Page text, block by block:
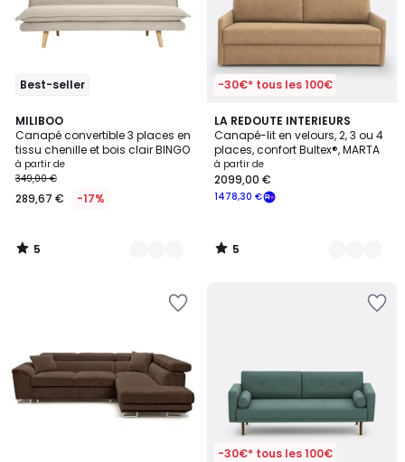
Best-seller
MILIBOO
Canapé convertible 3 places en
tissu chenille et bois clair BINGO
à partir de
349,00 €
289,67 € -17%
5
/
5
3
Couleurs
5
/
-30€* tous les 100€
LA REDOUTE INTERIEURS
Canapé-lit en velours, 2, 3 ou 4
places, confort Bultex®, MARTA
à partir de
1478,30 €
2099,00 €
5
/
5
7
Couleurs
5
/
-30€* tous les 100€